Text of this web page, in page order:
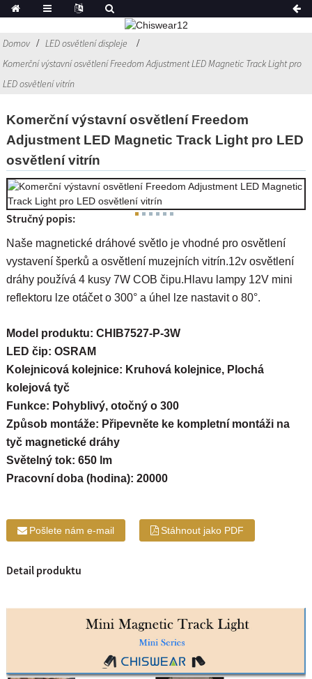
Domov
LED osvětlení displeje
Komerční výstavní osvětlení Freedom Adjustment LED Magnetic Track Light pro
LED osvětlení vitrín
Komerční výstavní osvětlení Freedom
Adjustment LED Magnetic Track Light pro LED
osvětlení vitrín
Stručný popis:
Naše magnetické dráhové světlo je vhodné pro osvětlení
vystavení šperků a osvětlení muzejních vitrín.12v osvětlení
dráhy používá 4 kusy 7W COB čipu.Hlavu lampy 12V mini
reflektoru lze otáčet o 300° a úhel lze nastavit o 80°.
Model produktu: CHIB7527-P-3W
LED čip: OSRAM
Kolejnicová kolejnice: Kruhová kolejnice, Plochá
kolejová tyč
Funkce: Pohyblivý, otočný o 300
Způsob montáže: Připevněte ke kompletní montáži na
tyč magnetické dráhy
Světelný tok: 650 lm
Pracovní doba (hodina): 20000
Pošlete nám e-mail Stáhnout jako PDF
Detail produktu